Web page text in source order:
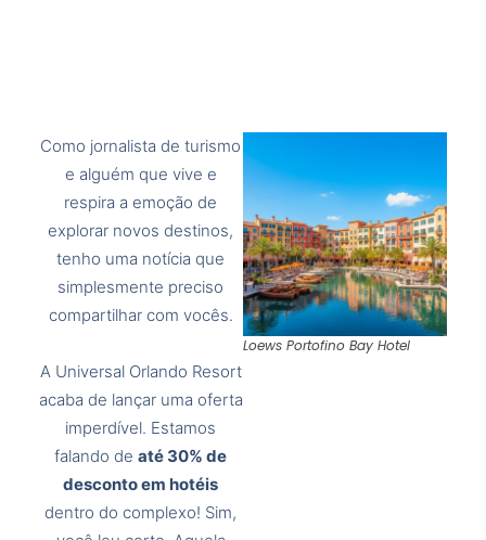
Como jornalista de turismo
e alguém que vive e
respira a emoção de
explorar novos destinos,
tenho uma notícia que
simplesmente preciso
compartilhar com vocês.
A Universal Orlando Resort
acaba de lançar uma oferta
imperdível. Estamos
falando deaté 30% de
desconto em hotéis
dentro do complexo! Sim,
Loews Portofino Bay Hotel